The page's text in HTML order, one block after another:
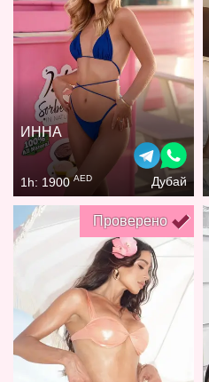
ИННА
1h: 1900 AED Дубай
Проверено